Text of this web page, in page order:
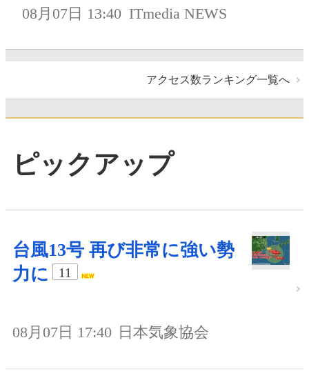
08月07日 13:40 ITmedia NEWS
アクセス数ランキング一覧へ
ピックアップ
台風13号 再び非常に強い勢
力に
11
08月07日 17:40 日本気象協会